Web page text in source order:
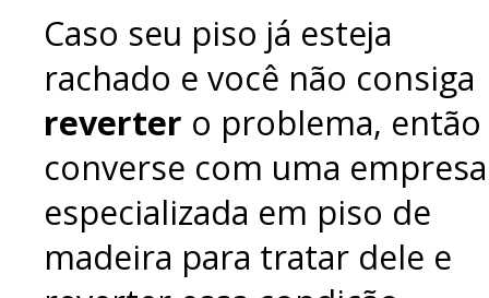
Caso seu piso já esteja
rachado e você não consiga
reverter o problema, então
converse com uma empresa
especializada em piso de
madeira para tratar dele e